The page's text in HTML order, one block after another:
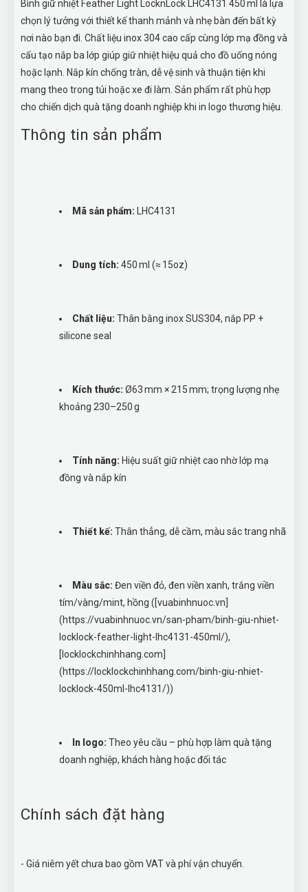
Bình giữ nhiệt Feather Light LocknLock LHC4131 450 ml là lựa
chọn lý tưởng với thiết kế thanh mảnh và nhẹ bàn đến bất kỳ
nơi nào bạn đi. Chất liệu inox 304 cao cấp cùng lớp mạ đồng và
cấu tạo nắp ba lớp giúp giữ nhiệt hiệu quả cho đồ uống nóng
hoặc lạnh. Nắp kín chống tràn, dễ vệ sinh và thuận tiện khi
mang theo trong túi hoặc xe đi làm. Sản phẩm rất phù hợp
cho chiến dịch quà tặng doanh nghiệp khi in logo thương hiệu.
Thông tin sản phẩm
Mã sản phẩm: LHC4131
Dung tích: 450 ml (≈ 15oz)
Chất liệu: Thân bằng inox SUS304, nắp PP +
silicone seal
Kích thước: Ø63 mm × 215 mm; trọng lượng nhẹ
khoảng 230–250 g
Tính năng: Hiệu suất giữ nhiệt cao nhờ lớp mạ
đồng và nắp kín
Thiết kế: Thân thẳng, dễ cầm, màu sắc trang nhã
Màu sắc: Đen viền đỏ, đen viền xanh, trắng viền
tím/vàng/mint, hồng ([vuabinhnuoc.vn]
(https://vuabinhnuoc.vn/san-pham/binh-giu-nhiet-
locklock-feather-light-lhc4131-450ml/),
[locklockchinhhang.com]
(https://locklockchinhhang.com/binh-giu-nhiet-
locklock-450ml-lhc4131/))
In logo: Theo yêu cầu – phù hợp làm quà tặng
doanh nghiệp, khách hàng hoặc đối tác
Chính sách đặt hàng
- Giá niêm yết chưa bao gồm VAT và phí vận chuyển.